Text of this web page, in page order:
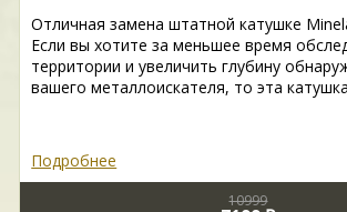
Отличная замена штатной катушке
Если вы хотите за меньшее время
территории и увеличить глубину
вашего металлоискателя, то эта
Подробнее
10999